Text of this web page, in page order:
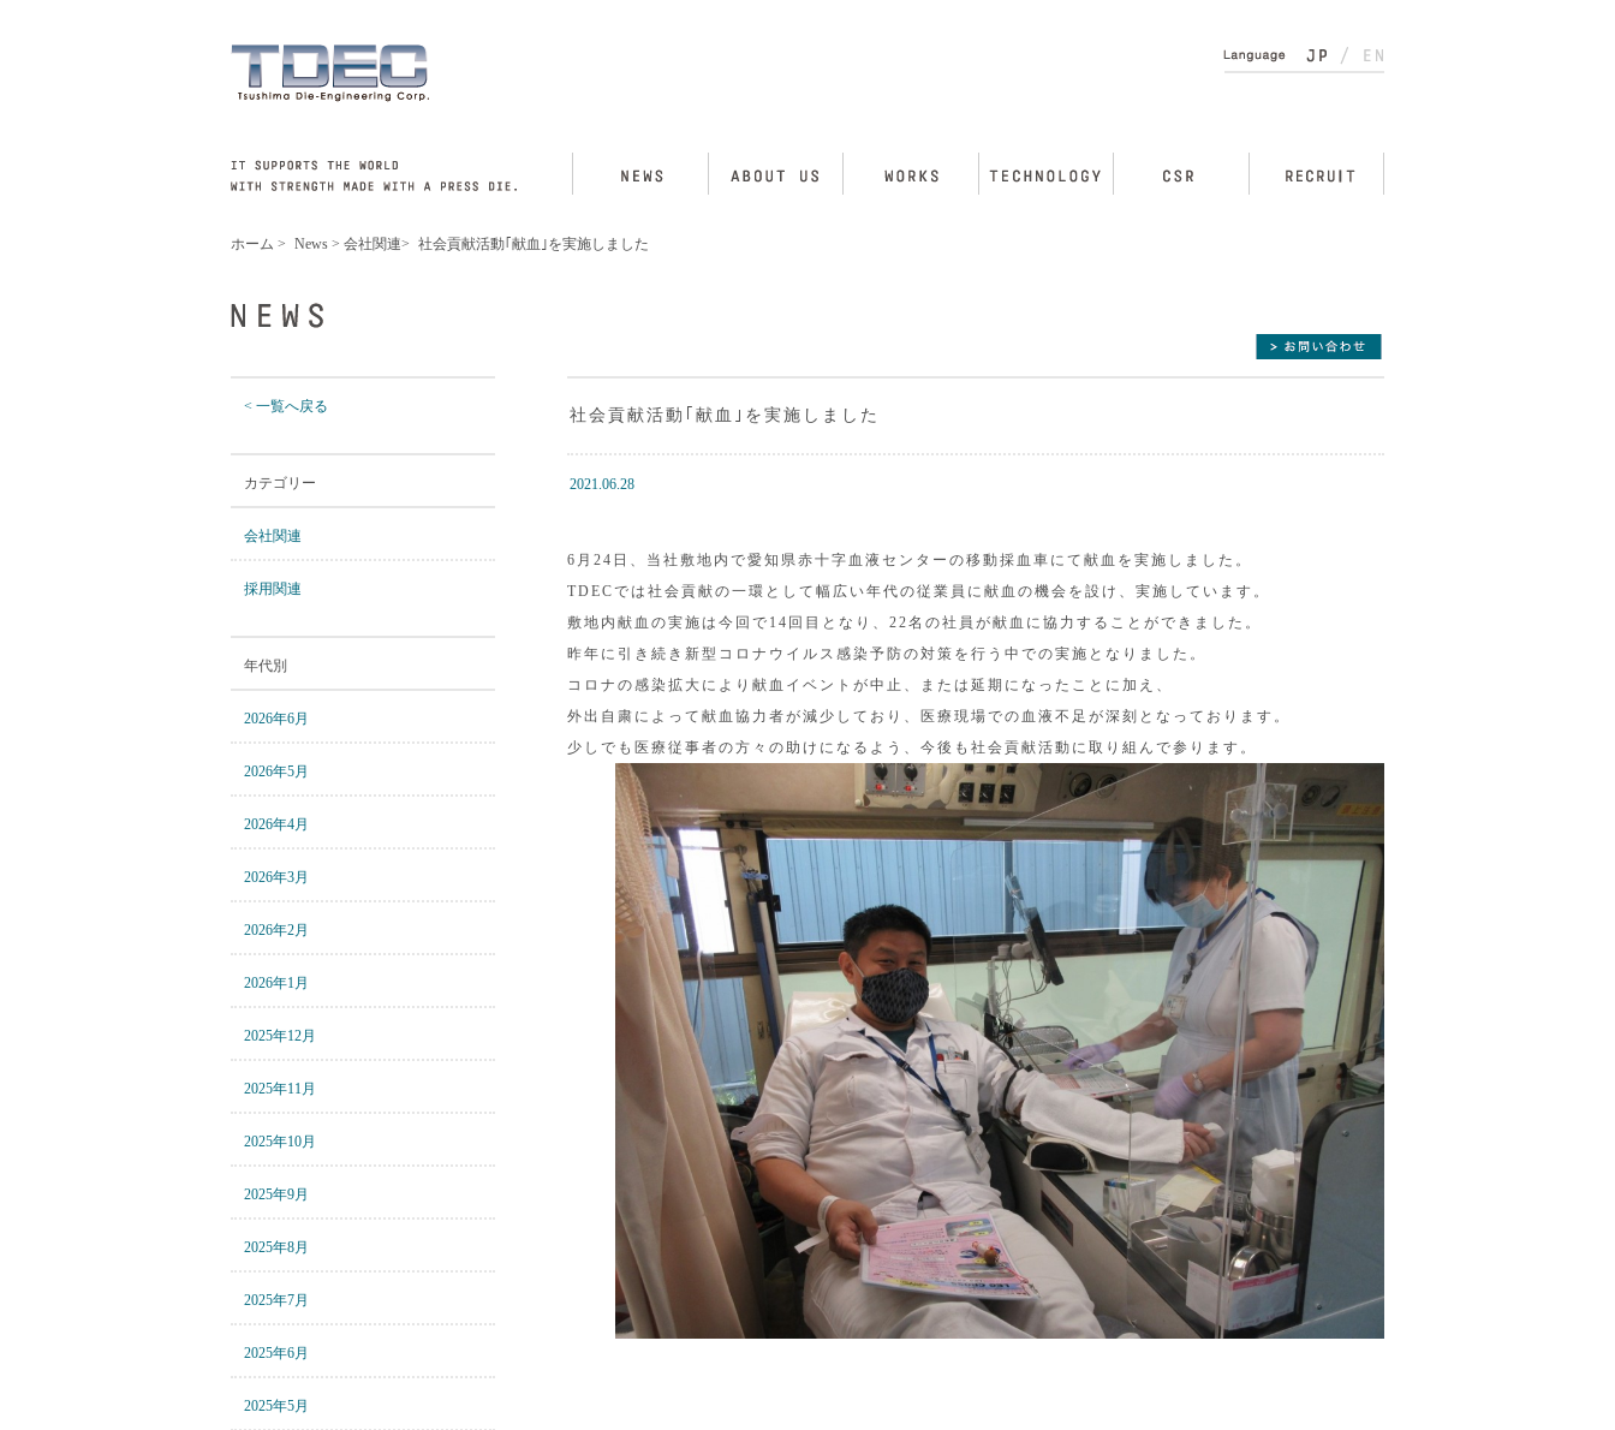
ホーム > News > 会社関連> 社会貢献活動｢献血｣を実施しました
< 一覧へ戻る
カテゴリー
会社関連
採用関連
年代別
2026年6月
2026年5月
2026年4月
2026年3月
2026年2月
2026年1月
2025年12月
2025年11月
2025年10月
2025年9月
2025年8月
2025年7月
2025年6月
2025年5月
社会貢献活動｢献血｣を実施しました
2021.06.28
6月24日、当社敷地内で愛知県赤十字血液センターの移動採血車にて献血を実施しました。
TDECでは社会貢献の一環として幅広い年代の従業員に献血の機会を設け、実施しています。
敷地内献血の実施は今回で14回目となり、22名の社員が献血に協力することができました。
昨年に引き続き新型コロナウイルス感染予防の対策を行う中での実施となりました。
コロナの感染拡大により献血イベントが中止、または延期になったことに加え、
外出自粛によって献血協力者が減少しており、医療現場での血液不足が深刻となっております。
少しでも医療従事者の方々の助けになるよう、今後も社会貢献活動に取り組んで参ります。